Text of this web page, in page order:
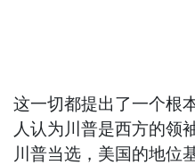
这一切都提出了一个根
人认为川普是西方的领
川普当选，美国的地位